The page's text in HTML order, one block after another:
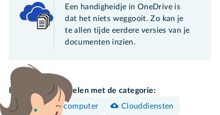
Een handigheidje in OneDrive is
dat het niets weggooit. Zo kan je
te allen tijde eerdere versies van je
documenten inzien.
Bekijk meer artikelen met de categorie:
Windows-computer
Clouddiensten